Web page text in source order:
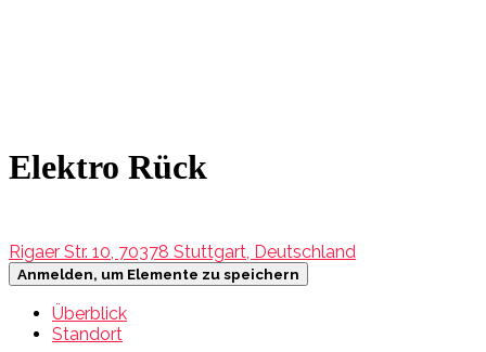
Elektro Rück
Rigaer Str. 10, 70378 Stuttgart, Deutschland
Anmelden, um Elemente zu speichern
Überblick
Standort